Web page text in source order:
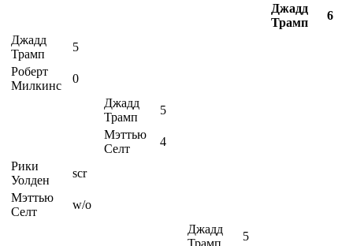
Джадд
Трамп
6
Джадд
Трамп
5
Роберт
Милкинс
0
Джадд
Трамп
5
Мэттью
Селт
4
Рики
Уолден
scr
Мэттью
Селт
w/o
Джадд
Трамп
5